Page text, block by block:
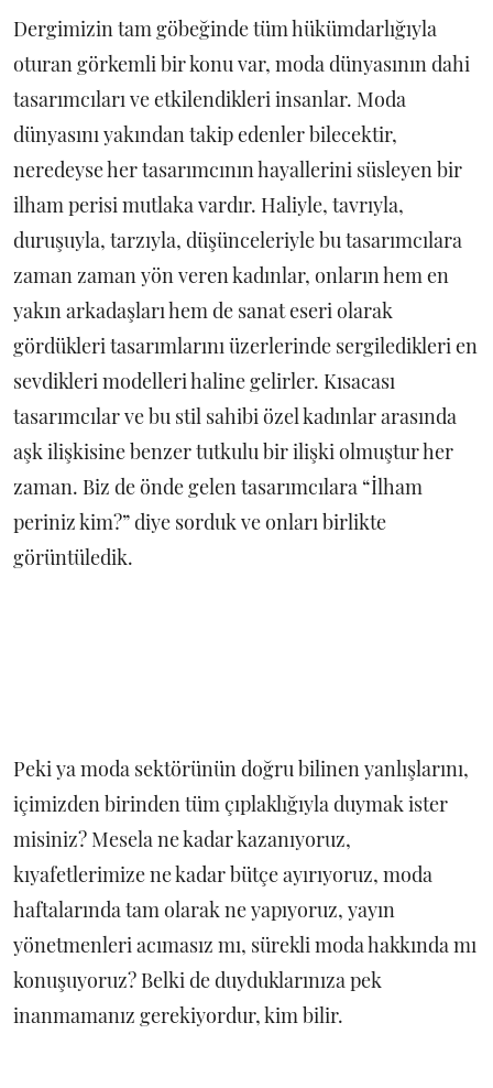
Dergimizin tam göbeğinde tüm hükümdarlığıyla
oturan görkemli bir konu var, moda dünyasının dahi
tasarımcıları ve etkilendikleri insanlar. Moda
dünyasını yakından takip edenler bilecektir,
neredeyse her tasarımcının hayallerini süsleyen bir
ilham perisi mutlaka vardır. Haliyle, tavrıyla,
duruşuyla, tarzıyla, düşünceleriyle bu tasarımcılara
zaman zaman yön veren kadınlar, onların hem en
yakın arkadaşları hem de sanat eseri olarak
gördükleri tasarımlarını üzerlerinde sergiledikleri en
sevdikleri modelleri haline gelirler. Kısacası
tasarımcılar ve bu stil sahibi özel kadınlar arasında
aşk ilişkisine benzer tutkulu bir ilişki olmuştur her
zaman. Biz de önde gelen tasarımcılara “İlham
periniz kim?” diye sorduk ve onları birlikte
görüntüledik.
Peki ya moda sektörünün doğru bilinen yanlışlarını,
içimizden birinden tüm çıplaklığıyla duymak ister
misiniz? Mesela ne kadar kazanıyoruz,
kıyafetlerimize ne kadar bütçe ayırıyoruz, moda
haftalarında tam olarak ne yapıyoruz, yayın
yönetmenleri acımasız mı, sürekli moda hakkında mı
konuşuyoruz? Belki de duyduklarınıza pek
inanmamanız gerekiyordur, kim bilir.